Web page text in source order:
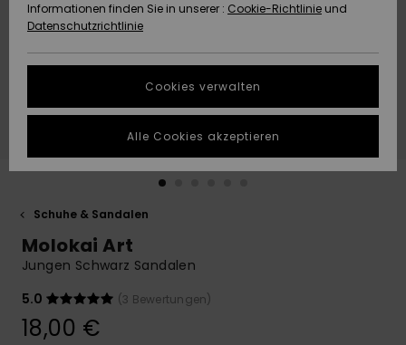
Highlights
Highlights
Starten Sie eine
um die
schnellste
Antwort auf Ihre
erhalten.
Finden Sie
die häufigsten
Fragen sowie
NACHHALTIGKEIT
SHOPS
QUIKSILVER APP
WUNSCHLISTE
Schuhe & Sandalen
Molokai Art
Jungen Schwarz Sandalen
5.0
(3 Bewertungen)
18,00 €
Informationen finden Sie in unserer : Cookie-Richtlinie und
Datenschutzrichtlinie
Cookies verwalten
Alle Cookies akzeptieren